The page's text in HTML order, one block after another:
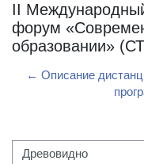
II
форум
образовании»
← Описание
Режим отображения